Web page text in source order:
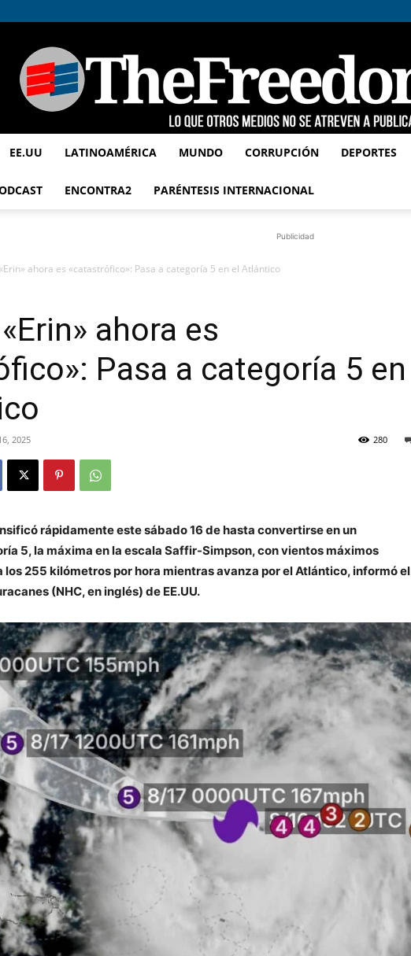
TheFreedomPost
EE.UU LATINOAMÉRICA MUNDO CORRUPCIÓN DEPORTES
ENCONTRA2 PARÉNTESIS INTERNACIONAL
Publicidad
ahora es «catastrófico»: Pasa a categoría 5 en el Atlántico
ahora es
Pasa a categoría 5 en
2025 280
rápidamente este sábado 16 de hasta convertirse en un
5, la máxima en la escala Saffir-Simpson, con vientos máximos
los 255 kilómetros por hora mientras avanza por el Atlántico, informó el
(NHC, en inglés) de EE.UU.